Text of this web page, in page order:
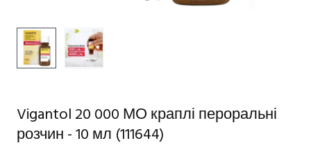
Vigantol 20 000 МО краплі пероральні
розчин - 10 мл (111644)